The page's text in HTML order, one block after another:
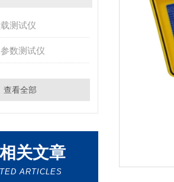
测试仪
数测试仪
查看全部
相关文章
ARTICLES